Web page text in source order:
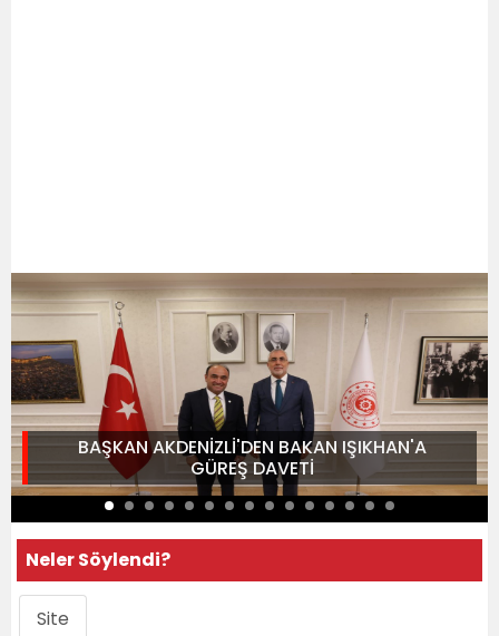
BAŞKAN AKDENİZLİ'DEN BAKAN IŞIKHAN'A
GÜREŞ DAVETİ
Neler Söylendi?
Site